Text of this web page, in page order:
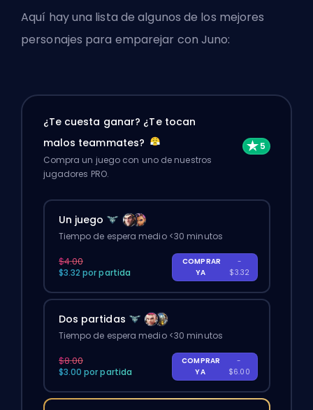
Aquí hay una lista de algunos de los mejores
personajes para emparejar con Juno:
¿Te cuesta ganar? ¿Te tocan
malos teammates?
Compra un juego con uno de nuestros
jugadores PRO.
Un juego
Tiempo de espera medio <30 minutos
$4.00
$3.32 por partida
COMPRAR
YA
-
$3.32
Dos partidas
Tiempo de espera medio <30 minutos
$8.00
$3.00 por partida
COMPRAR
YA
-
$6.00